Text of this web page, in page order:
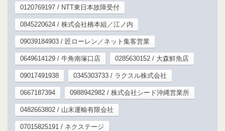
0120769197 / NTT東日本故障受付
0845220624 / 株式会社橋本組／江ノ内
09039184903 / 匠ローレン／ネット集客営業
0649614129 / 牛角南塚口店 0285630152 / 大森鮮魚店
09017491938 0345303733 / ラクスル株式会社
0667187394 0988942982 / 株式会社シード沖縄営業所
0482663802 / 山末運輸有限会社
07015825191 / ネクステージ